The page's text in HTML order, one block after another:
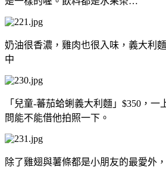
奶油很香濃，雞肉也很入味，義大利
中
「兒童-蕃茄蛤蜊義大利麵」$350，
問能不能借他拍照一下。
除了雞翅與薯條都是小朋友的最愛外